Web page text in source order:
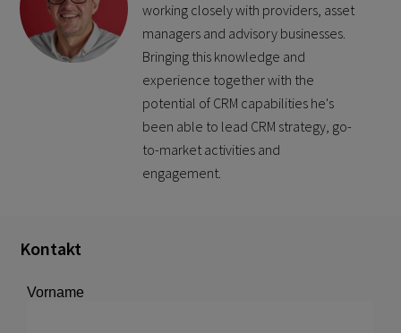
working closely with providers, asset
managers and advisory businesses.
Bringing this knowledge and
experience together with the
potential of CRM capabilities he's
been able to lead CRM strategy, go-
to-market activities and
engagement.
Kontakt